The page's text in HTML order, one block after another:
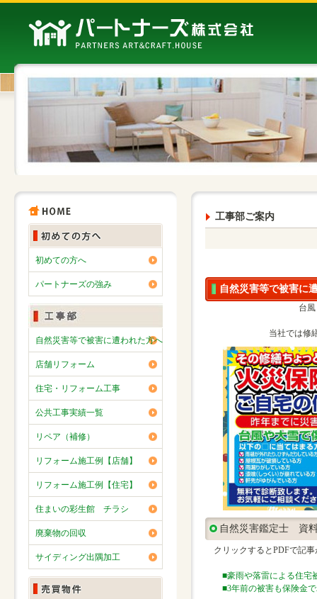
初めての方へ
パートナーズの強み
自然災害等で被害に遭われた方へ
店舗リフォーム
住宅・リフォーム工事
公共工事実績一覧
リペア（補修）
リフォーム施工例【店舗】
リフォーム施工例【住宅】
住まいの彩生館 チラシ
廃棄物の回収
サイディング出隅加工
工事部ご案内
自然災害等で被害に
台
当社では修
自然災害鑑定士 資
クリックするとPDFで記事
■豪雨や落雷による住宅
■3年前の被害も保険金で